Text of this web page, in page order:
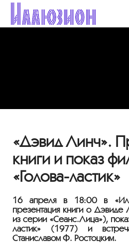
«Дэвид Линч».
книги и показ
«Голова-ластик»
16 апреля в 18:00 в
презентация книги о
из серии «Сеанс.Лица»),
ластик» (1977) и
Станиславом Ф. Ростоцким.